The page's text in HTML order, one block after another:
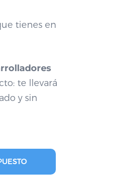
tienes en
te llevará
y sin